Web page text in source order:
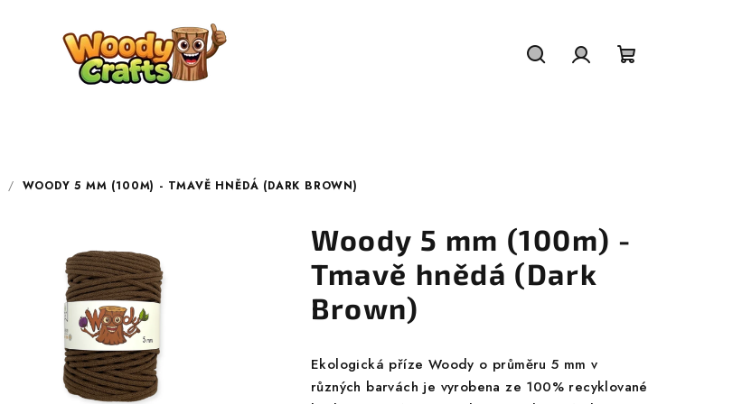
/ WOODY 5 MM (100M) - TMAVĚ HNĚDÁ (DARK BROWN)
Woody 5 mm (100m) -
Tmavě hnědá (Dark
Brown)
Ekologická příze Woody o průměru 5 mm v
různých barvách je vyrobena ze 100% recyklované